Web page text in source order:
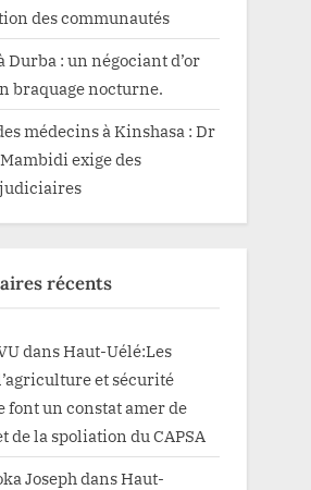
des communautés
Durba : un négociant d’or
braquage nocturne.
médecins à Kinshasa : Dr
exige des
récents
dansHaut-Uélé:Les
et sécurité
un constat amer de
de la spoliation du CAPSA
JosephdansHaut-